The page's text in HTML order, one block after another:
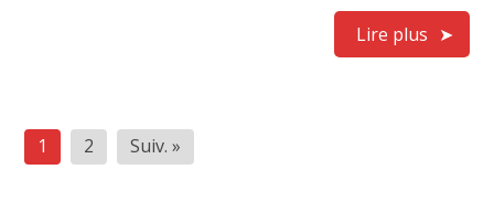
Lire plus
Pagination
des
1 2 Suiv. »